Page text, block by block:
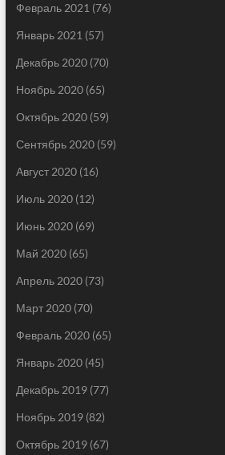
Февраль 2021 (76)
Январь 2021 (57)
Декабрь 2020(70)
Ноябрь 2020(65)
Октябрь 2020(59)
Сентябрь 2020(59)
Август 2020(16)
Июль 2020(12)
Июнь 2020(69)
Май 2020(65)
Апрель 2020(73)
Март 2020(70)
Февраль 2020(65)
Январь 2020(45)
Декабрь 2019(77)
Ноябрь 2019(82)
Октябрь 2019(67)